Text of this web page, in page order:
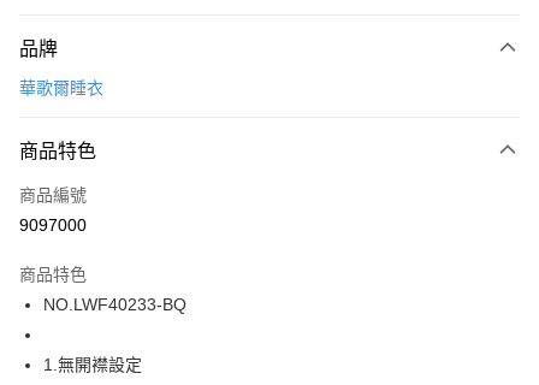
信用卡一次付款
LINE Pay
街口支付
運送方式
全家取貨付款
每筆NT$80，滿NT$1,000(含以上)免運費
品牌
華歌爾睡衣
商品特色
商品編號
9097000
商品特色
NO.LWF40233-BQ
1.無開襟設定